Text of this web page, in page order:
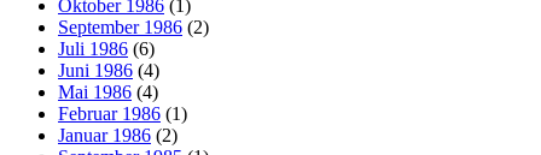
Oktober 1986 (1)
September 1986 (2)
Juli 1986 (6)
Juni 1986 (4)
Mai 1986 (4)
Februar 1986 (1)
Januar 1986 (2)